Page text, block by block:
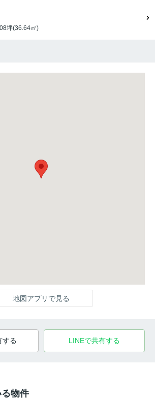
坪(36.64㎡)
地図アプリで見る
する LINEで共有する
物件